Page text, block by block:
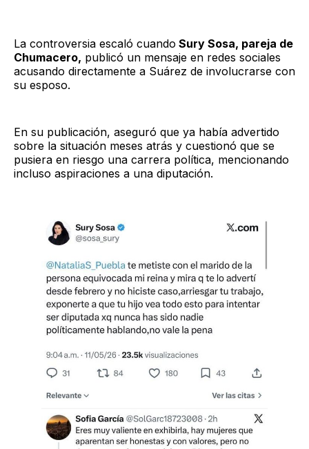
La controversia escaló cuando Sury Sosa, pareja de
Chumacero, publicó un mensaje en redes sociales
acusando directamente a Suárez de involucrarse con
su esposo.
En su publicación, aseguró que ya había advertido
sobre la situación meses atrás y cuestionó que se
pusiera en riesgo una carrera política, mencionando
incluso aspiraciones a una diputación.